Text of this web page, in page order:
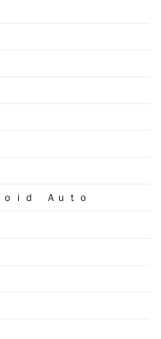
ｏｉｄ Ａｕｔｏ